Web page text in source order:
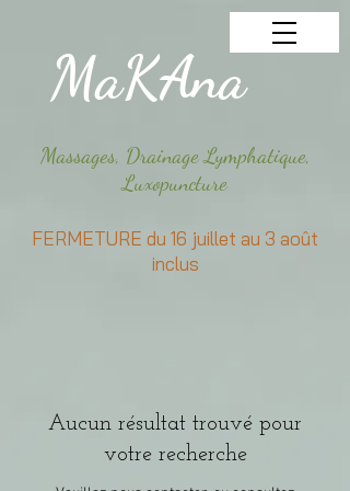
MaKAna
Massages, Drainage Lymphatique,
Luxopuncture
​FERMETURE du 16 juillet au 3 août
inclus​
Aucun résultat trouvé pour
votre recherche